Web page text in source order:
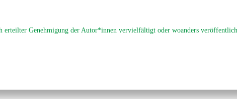
erteilter Genehmigung der Autor*innen vervielfältigt oder woanders